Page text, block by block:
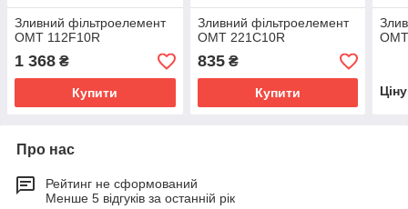
Зливний фільтроелемент
OMT 112F10R
1 368 ₴
Купити
Зливний фільтроелемент
OMT 221C10R
835₴
Купити
Про нас
Рейтинг не сформований
Менше 5 відгуків за останній рік